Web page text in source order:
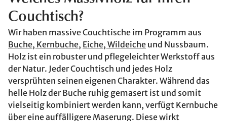
Couchtisch?
Wir haben massive Couchtische im Programm aus
Buche, Kernbuche, Eiche, Wildeiche und Nussbaum.
Holz ist ein robuster und pflegeleichter Werkstoff aus
der Natur. Jeder Couchtisch und jedes Holz
versprühten seinen eigenen Charakter. Während das
helle Holz der Buche ruhig gemasert ist und somit
vielseitig kombiniert werden kann, verfügt Kernbuche
über eine auffälligere Maserung. Diese wirkt